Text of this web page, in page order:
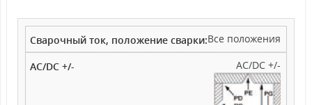
Все положения
АС/DC +/-